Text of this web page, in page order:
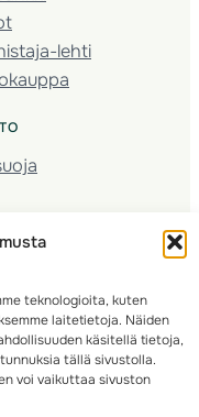
teknologioita, kuten
laitetietoja. Näiden
käsitellä tietoja,
tällä sivustolla.
voi vaikuttaa sivuston
lehti
Helsinki, Finland